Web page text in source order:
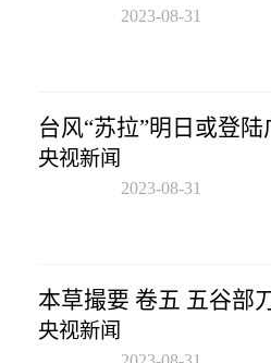
2023-08-31
台风“苏拉”明日或登
央视新闻
2023-08-31
本草撮要 卷五 五谷部
央视新闻